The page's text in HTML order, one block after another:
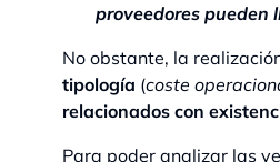
proveedores pueden
No obstante, la
tipología (coste
relacionados con
Para poder analizar las